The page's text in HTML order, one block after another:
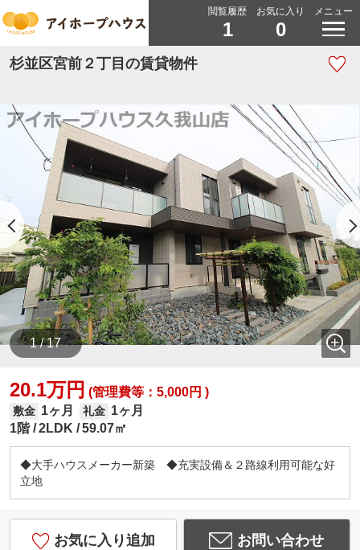
閲覧履歴
1
お気に入り
0
メニュー
杉並区宮前２丁目の賃貸物件
1 / 17
20.1万円 (管理費等：5,000円 )
敷金 1ヶ月 礼金 1ヶ月
1階 2LDK 59.07㎡
◆大手ハウスメーカー新築 ◆充実設備＆２路線利用可能な好
立地
お気に入り追加 お問い合わせ